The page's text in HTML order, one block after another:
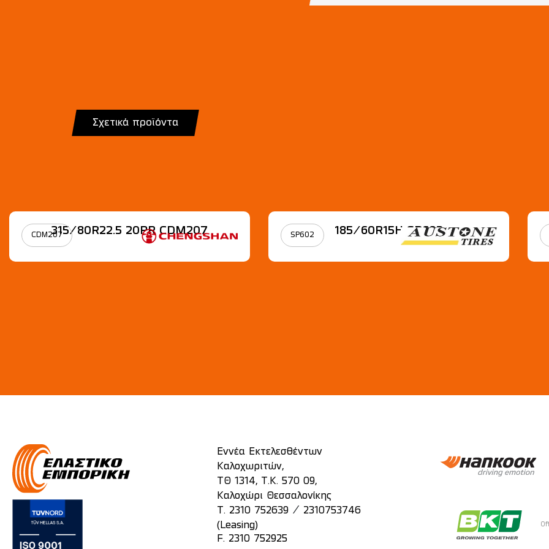
Σχετικά προϊόντα
CDM207315/80R22.5 20PR CDM207 SP602 185/60R15Η SP602
Εννέα Εκτελεσθέντων
Καλοχωριτών,
ΤΘ 1314, Τ.Κ. 570 09,
Καλοχώρι Θεσσαλονίκης
T. 2310 752639/ 2310753746
(Leasing)
F. 2310 752925